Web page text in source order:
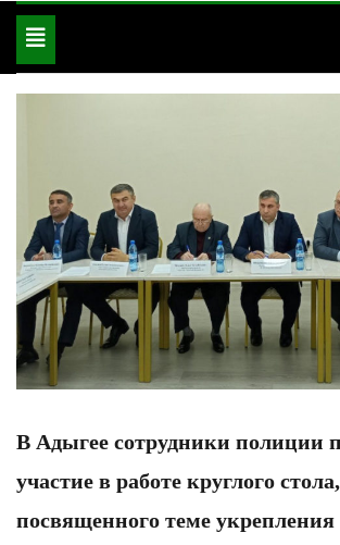
района
Красногвардейского района
Toggle
navigation
В Адыгее сотрудники полиции
участие в работе круглого стола,
посвященного теме укрепления